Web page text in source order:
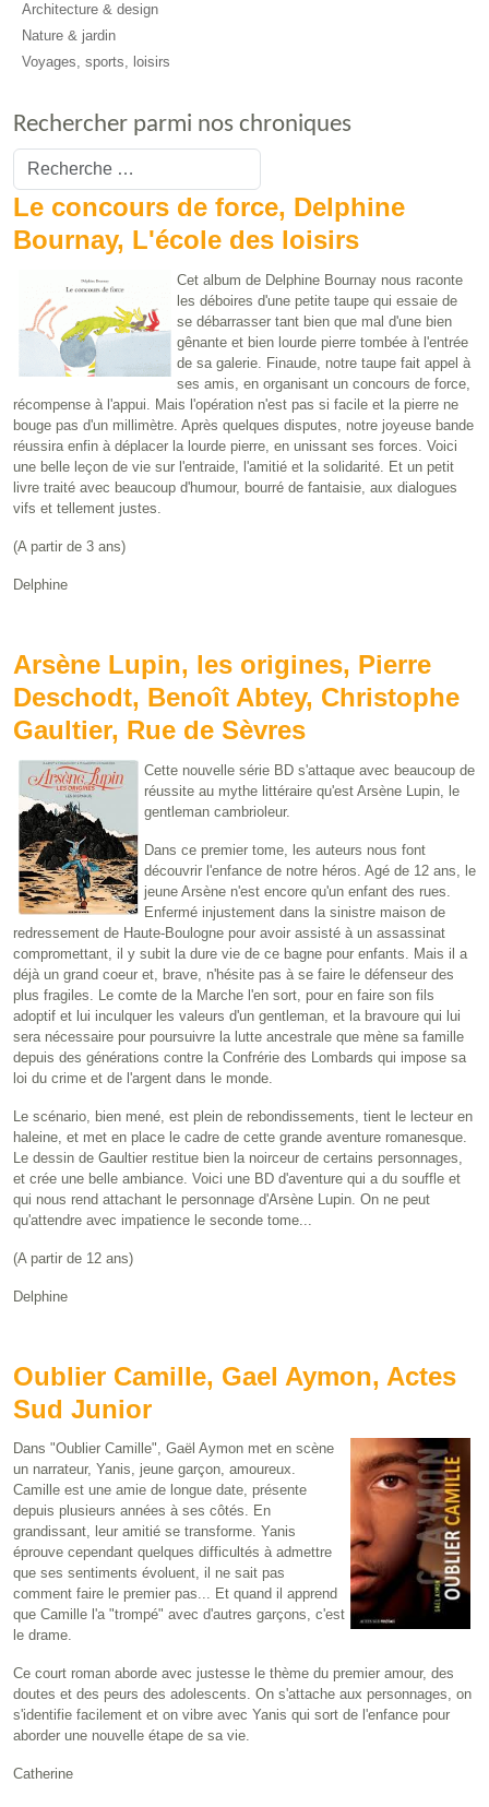
Architecture & design
Nature & jardin
Voyages, sports, loisirs
Rechercher parmi nos chroniques
Valider
Type 2 or more characters for results.
Le concours de force, Delphine
Bournay, L'école des loisirs
Cet album de Delphine Bournay nous raconte
les déboires d'une petite taupe qui essaie de
se débarrasser tant bien que mal d'une bien
gênante et bien lourde pierre tombée à l'entrée
de sa galerie. Finaude, notre taupe fait appel à
ses amis, en organisant un concours de force,
récompense à l'appui. Mais l'opération n'est pas si facile et la pierre ne
bouge pas d'un millimètre. Après quelques disputes, notre joyeuse bande
réussira enfin à déplacer la lourde pierre, en unissant ses forces. Voici
une belle leçon de vie sur l'entraide, l'amitié et la solidarité. Et un petit
livre traité avec beaucoup d'humour, bourré de fantaisie, aux dialogues
vifs et tellement justes.
(A partir de 3 ans)
Delphine
Arsène Lupin, les origines, Pierre
Deschodt, Benoît Abtey, Christophe
Gaultier, Rue de Sèvres
Cette nouvelle série BD s'attaque avec beaucoup de
réussite au mythe littéraire qu'est Arsène Lupin, le
gentleman cambrioleur.
Dans ce premier tome, les auteurs nous font
découvrir l'enfance de notre héros. Agé de 12 ans, le
jeune Arsène n'est encore qu'un enfant des rues.
Enfermé injustement dans la sinistre maison de
redressement de Haute-Boulogne pour avoir assisté à un assassinat
compromettant, il y subit la dure vie de ce bagne pour enfants. Mais il a
déjà un grand coeur et, brave, n'hésite pas à se faire le défenseur des
plus fragiles. Le comte de la Marche l'en sort, pour en faire son fils
adoptif et lui inculquer les valeurs d'un gentleman, et la bravoure qui lui
sera nécessaire pour poursuivre la lutte ancestrale que mène sa famille
depuis des générations contre la Confrérie des Lombards qui impose sa
loi du crime et de l'argent dans le monde.
Le scénario, bien mené, est plein de rebondissements, tient le lecteur en
haleine, et met en place le cadre de cette grande aventure romanesque.
Le dessin de Gaultier restitue bien la noirceur de certains personnages,
et crée une belle ambiance. Voici une BD d'aventure qui a du souffle et
qui nous rend attachant le personnage d'Arsène Lupin. On ne peut
qu'attendre avec impatience le seconde tome...
(A partir de 12 ans)
Delphine
Oublier Camille, Gael Aymon, Actes
Sud Junior
Dans "Oublier Camille", Gaël Aymon met en scène
un narrateur, Yanis, jeune garçon, amoureux.
Camille est une amie de longue date, présente
depuis plusieurs années à ses côtés. En
grandissant, leur amitié se transforme. Yanis
éprouve cependant quelques difficultés à admettre
que ses sentiments évoluent, il ne sait pas
comment faire le premier pas... Et quand il apprend
que Camille l'a "trompé" avec d'autres garçons, c'est
le drame.
Ce court roman aborde avec justesse le thème du premier amour, des
doutes et des peurs des adolescents. On s'attache aux personnages, on
s'identifie facilement et on vibre avec Yanis qui sort de l'enfance pour
aborder une nouvelle étape de sa vie.
Catherine